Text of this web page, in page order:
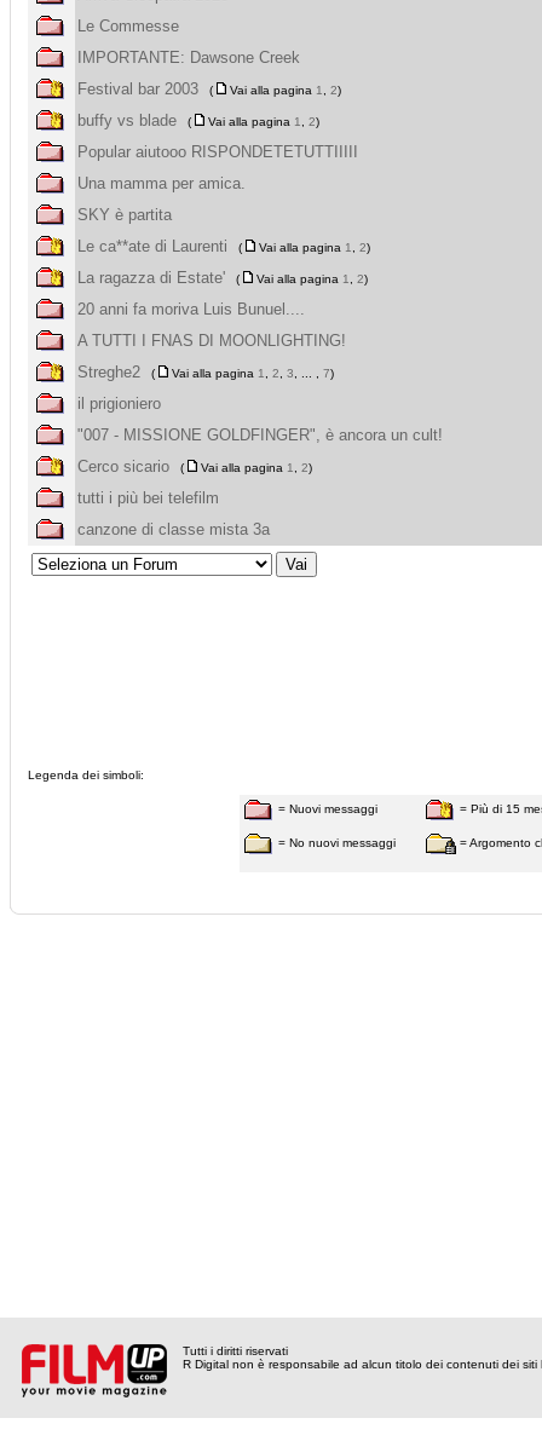
Le Commesse
IMPORTANTE: Dawsone Creek
Festival bar 2003
( Vai alla pagina 1 2)
buffy vs blade ( Vai alla pagina 1 2)
Popular aiutooo RISPONDETETUTTIIIII
Una mamma per amica.
SKY è partita
Le ca**ate di Laurenti
( Vai alla pagina 1 2)
La ragazza di Estate' ( Vai alla pagina 1 2)
20 anni fa moriva Luis Bunuel....
A TUTTI I FNAS DI MOONLIGHTING!
Streghe2
( Vai alla pagina 1 2 3 7)
il prigioniero
"007 - MISSIONE GOLDFINGER", è ancora un cult!
Cerco sicario
( Vai alla pagina 1 2)
tutti i più bei telefilm
canzone di classe mista 3a
Legenda dei simboli:
= Nuovi messaggi
= No nuovi messaggi
= Più di 15
= Argomento
Tutti i diritti riservati
R Digital non è responsabile ad alcun titolo dei contenuti dei siti